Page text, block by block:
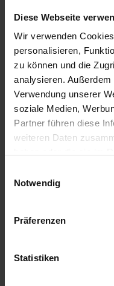
Diese Webseite
Wir verwenden
personalisieren,
zu können und die
analysieren.
Verwendung unserer
soziale Medien,
Partner führen diese
weiteren Daten
Notwendig
Präferenzen
Statistiken
verpassen Sie keine
genommen und die